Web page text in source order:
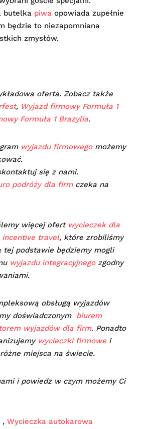
butelka piwa opowiada zupełnie
będzie to niezapomniana
zmysłów.
oferta. Zobacz także
, Wyjazd firmowy Formuła 1
Formuła 1 Brazylia.
wyjazdu firmowegomożemy
się z nami.
podróży dla firmczeka na
więcej ofert wycieczek dla
incentive travel, które zrobiliśmy
tej podstawie będziemy mogli
wyjazdu integracyjnegozgodny
obsługą wyjazdów
doświadczonym biurem
wyjazdów dla firm. Ponadto
wycieczki firmowe i
miejsca na świecie.
i powiedz w czym możemy Ci
, Wycieczka autokarowa